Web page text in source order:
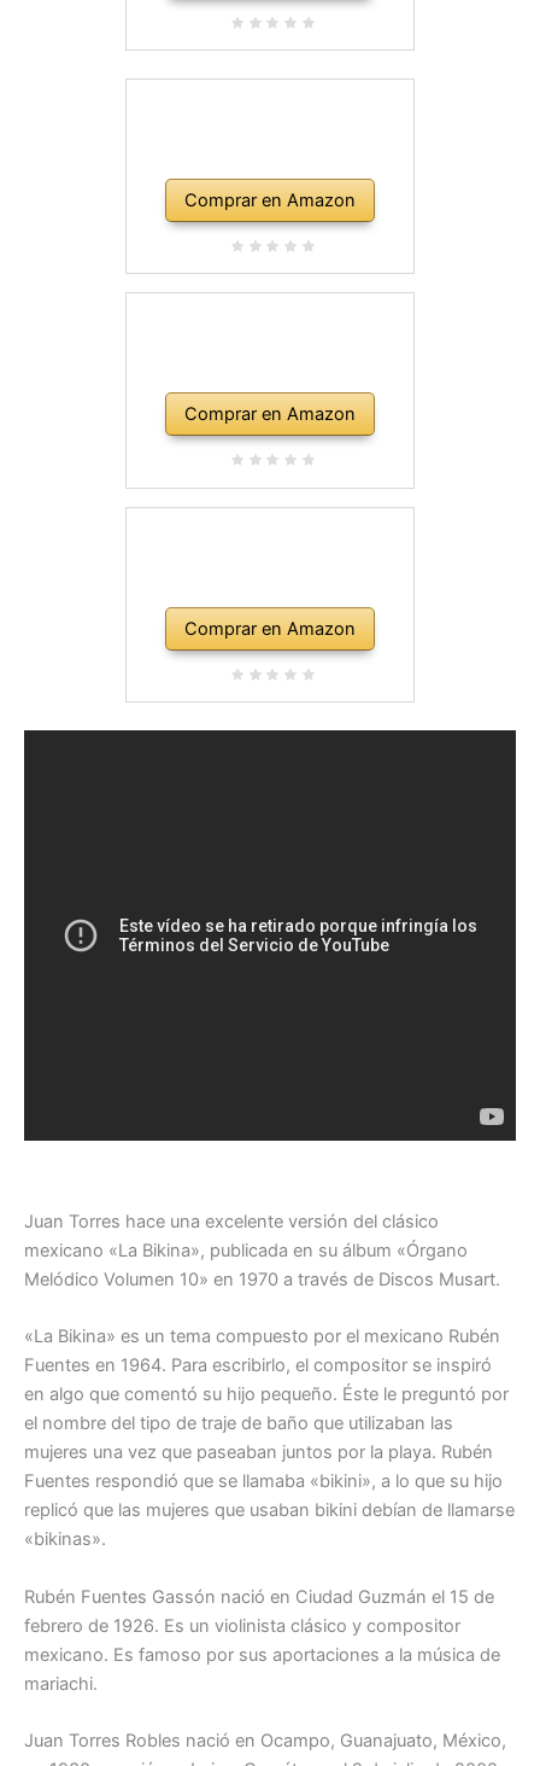
Comprar en Amazon
Comprar en Amazon
Comprar en Amazon
Juan Torres hace una excelente versión del clásico
mexicano «La Bikina», publicada en su álbum «Órgano
Melódico Volumen 10» en 1970 a través de Discos Musart.
«La Bikina» es un tema compuesto por el mexicano Rubén
Fuentes en 1964. Para escribirlo, el compositor se inspiró
en algo que comentó su hijo pequeño. Éste le preguntó por
el nombre del tipo de traje de baño que utilizaban las
mujeres una vez que paseaban juntos por la playa. Rubén
Fuentes respondió que se llamaba «bikini», a lo que su hijo
replicó que las mujeres que usaban bikini debían de llamarse
«bikinas».
Rubén Fuentes Gassón nació en Ciudad Guzmán el 15 de
febrero de 1926. Es un violinista clásico y compositor
mexicano. Es famoso por sus aportaciones a la música de
mariachi.
Juan Torres Robles nació en Ocampo, Guanajuato, México,